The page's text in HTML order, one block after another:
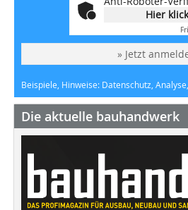
Hier
» Jetzt
Beispiele, Hinweise: Datenschutz,
Die aktuelle bauhandwerk